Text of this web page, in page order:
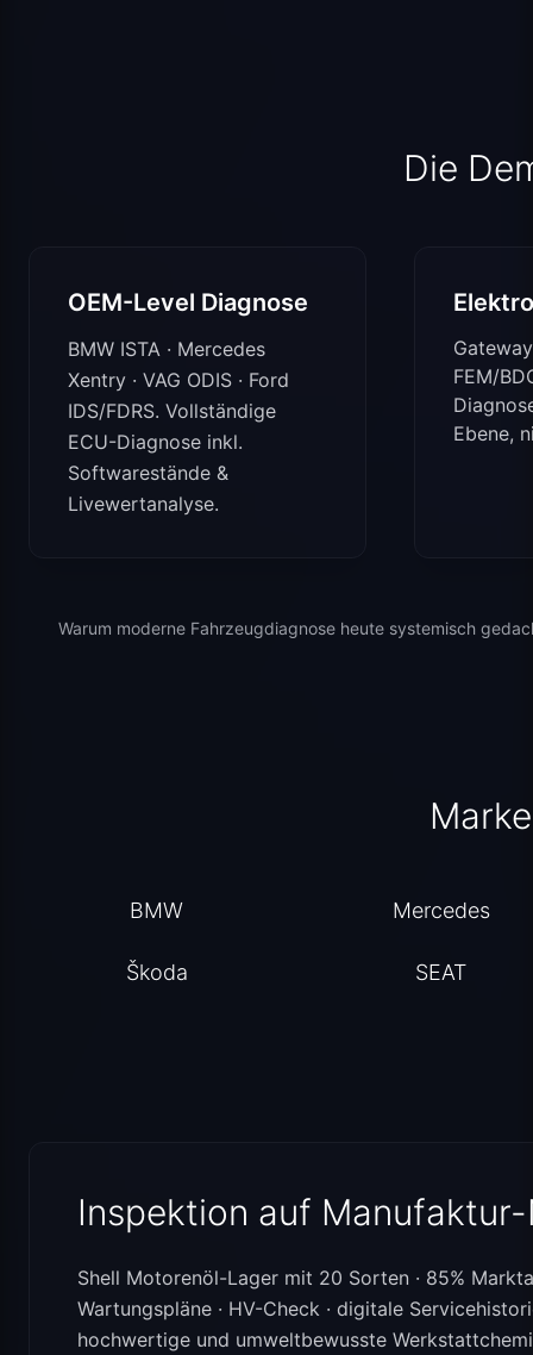
Die
OEM-Level Diagnose
BMW ISTA · Mercedes
Xentry · VAG ODIS · Ford
IDS/FDRS. Vollständige
ECU-Diagnose inkl.
Softwarestände &
Livewertanalyse.
FEM/
Ebene,
Warum moderne Fahrzeugdiagnose heute systemisch
BMW Mercedes
Škoda SEAT
Inspektion auf
Shell Motorenöl-Lager mit 20 Sorten · 85%
Wartungspläne · HV-Check · digitale
hochwertige und umweltbewusste